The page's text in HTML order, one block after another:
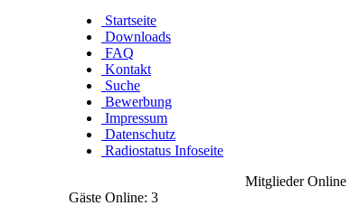
Startseite
Downloads
FAQ
Kontakt
Suche
Bewerbung
Impressum
Datenschutz
Radiostatus Infoseite
Mitglieder Online
Gäste Online: 3